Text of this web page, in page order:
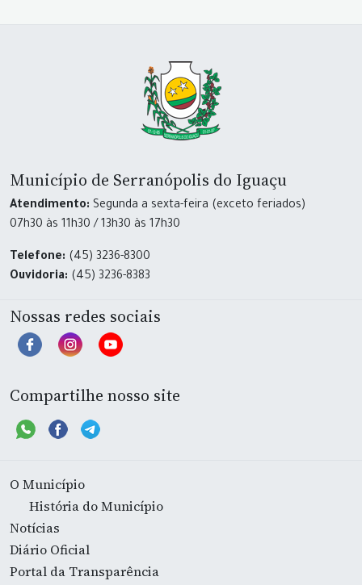
Município de Serranópolis do Iguaçu
Atendimento: Segunda a sexta-feira (exceto feriados)
07h30 às 11h30 / 13h30 às 17h30
Telefone: (45) 3236-8300
Ouvidoria: (45) 3236-8383
Nossas redes sociais
Compartilhe nosso site
O Município
História do Município
Notícias
Diário Oficial
Portal da Transparência